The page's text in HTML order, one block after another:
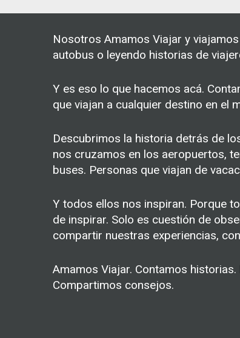
Nosotros Amamos Viajar y
autobus o leyendo historias de
Y es eso lo que hacemos acá.
que viajan a cualquier destino en el
Descubrimos la historia detrás de
nos cruzamos en los aeropuertos,
buses. Personas que viajan de
Y todos ellos nos inspiran. Porque
de inspirar. Solo es cuestión de
compartir nuestras experiencias,
Amamos Viajar. Contamos
Compartimos consejos.